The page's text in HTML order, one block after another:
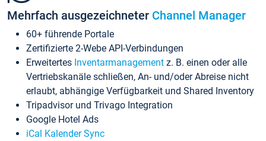
Mehrfach ausgezeichneter Channel Manager
60+ führende Portale
Zertifizierte 2-Webe API-Verbindungen
Erweitertes Inventarmanagement z. B. einen oder alle
Vertriebskanäle schließen, An- und/oder Abreise nicht
erlaubt, abhängige Verfügbarkeit und Shared Inventory
Tripadvisor und Trivago Integration
Google Hotel Ads
iCal Kalender Sync